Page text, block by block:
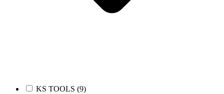
KS TOOLS (9)